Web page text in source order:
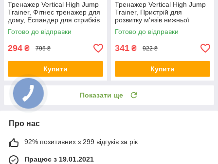
Тренажер Vertical High Jump
Trainer, Фітнес тренажер для
дому, Еспандер для стрибків
Готово до відправки
294 ₴ 795 ₴
Купити
Тренажер Vertical High Jump
Trainer, Пристрій для
розвитку м'язів нижньої
частини тіла
Готово до відправки
341 ₴ 922 ₴
Купити
Показати ще
Про нас
92% позитивних з 299 відгуків за рік
Працює з 19.01.2021